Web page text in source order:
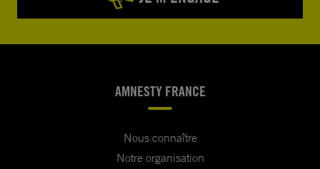
AMNESTY FRANCE
Nous connaître
Notre organisation